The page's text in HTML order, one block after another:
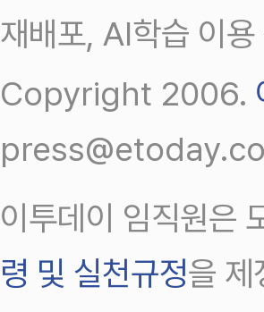
재배포, AI학습 이
Copyright 2006.
이투데이 임직원은
령 및 실천규정을 제